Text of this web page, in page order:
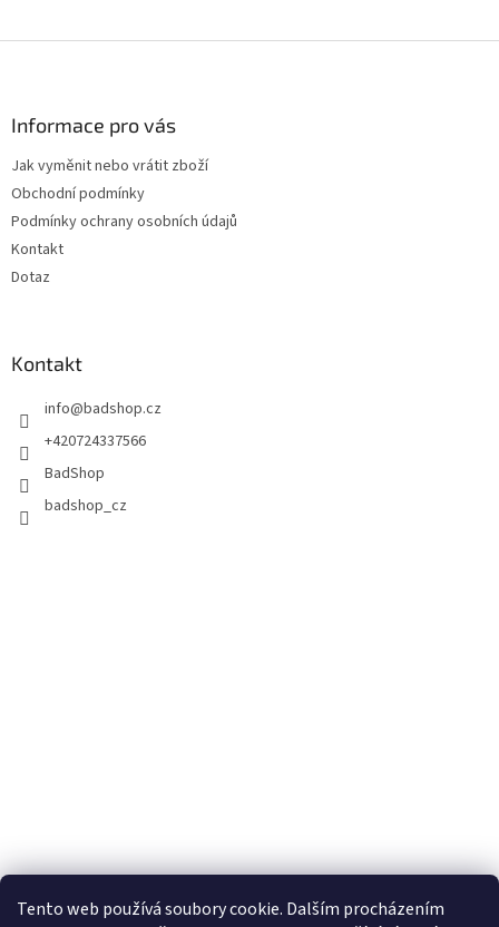
Tento web používá soubory cookie. Dalším procházením
Informace pro vás
Jak vyměnit nebo vrátit zboží
Obchodní podmínky
Podmínky ochrany osobních údajů
Kontakt
Dotaz
Kontakt
info@badshop.cz
+420724337566
BadShop
badshop_cz